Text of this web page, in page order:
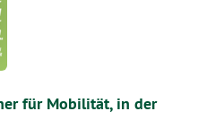
für Mobilität, in der